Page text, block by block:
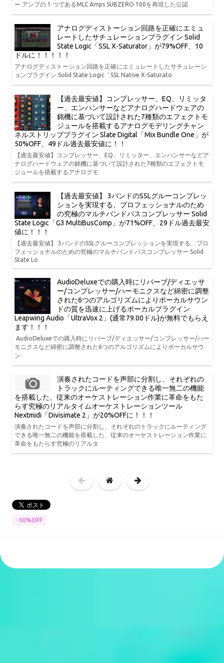
ー アンプの 1 つであるMLC Amps SUBZERO 100を再現した公認
アナログディストーション回路を正確にエミュ
レートしたサチュレーションプラグイン Solid
State Logic「SSL X-Saturator」が79%OFF、10
ドルに！！！！！
アナログディストーション回路を正確にエミュレートしたサチュレーシ
ョンプラグイン Solid State Logic「SSL Native X-Saturato
【過去最安値】コンプレッサー、EQ、リミッタ
ー、エンハンサーなどアナログハードウェアの
銘機に基づいて設計された7種類のエフェクトモ
ジュールを搭載するアナログモデリングチャン
ネルストリッププラグイン Slate Digital「Mix Bundle One」が
50%OFF、49ドル過去最安値に！！
【過去最安値】コンプレッサー、EQ、リミッター、エンハンサーなどア
ナログハードウェアの銘機に基づいて設計された7種類のエフェクトモ
ジュールを搭載するアナログモ
【過去最安値】 3バンドのSSLグルーコンプレッ
ションを実現する、プロフェッショナルのため
の究極のマルチバンドバスコンプレッサー Solid
State Logic「G3 MultiBusComp」が71%OFF、29ドル過去最安
値に！！！
【過去最安値】 3バンドのSSLグルーコンプレッションを実現する、プロ
フェッショナルのための究極のマルチバンドバスコンプレッサー Solid
State Lo
AudioDeluxeでの購入時にリバーブ/ディエッサ
ー/コンプレッサー/ハーモニクスなど綿密に調整
された6つのアルゴリズムによりボーカルサウン
ドの質を迅速に上げるボーカルプラグイン
Leapwing Audio「UltraVox 2」(通常79.00ドル)が無料でもらえ
ます！！！
AudioDeluxeでの購入時にリバーブ/ディエッサー/コンプレッサー/ハー
モニクスなど綿密に調整された6つのアルゴリズムによりボーカルサウ
ン
演奏されたコードを声部に分割し、それぞれの
トラックにルーティングできる唯一無二の機能
を搭載した、従来のオーケストレーション作業に革命をもた
らす究極のリアルタイムオーケストレーションツール
Nextmidi「Divisimate 2」が20%OFFに！！！
演奏されたコードを声部に分割し、それぞれのトラックにルーティング
できる唯一無二の機能を搭載した、従来のオーケストレーション作業に
革命をもたらす究極のリアルタ
↑50%OFF